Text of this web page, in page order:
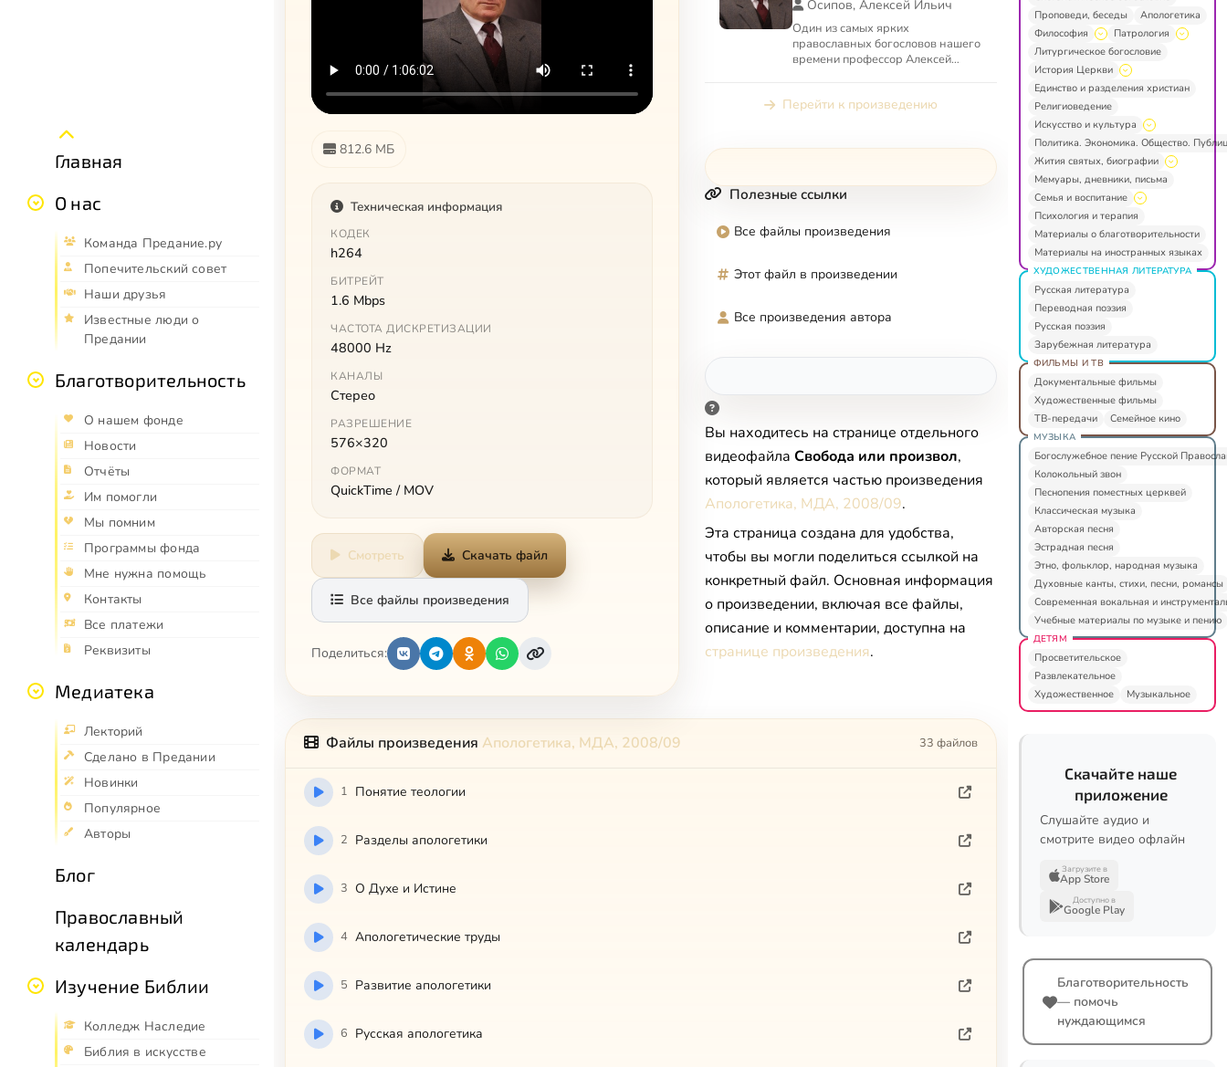
Главная
О нас
Команда Предание.ру
Попечительский совет
Наши друзья
Известные люди о
Предании
Благотворительность
О нашем фонде
Новости
Отчёты
Им помогли
Мы помним
Программы фонда
Мне нужна помощь
Контакты
Все платежи
Реквизиты
Медиатека
Лекторий
Сделано в Предании
Новинки
Популярное
Авторы
Блог
Православный
календарь
Изучение Библии
Колледж Наследие
Библия в искусстве
812.6 МБ
Техническая информация
КОДЕК
h264
БИТРЕЙТ
1.6 Mbps
ЧАСТОТА ДИСКРЕТИЗАЦИИ
48000 Hz
КАНАЛЫ
Стерео
РАЗРЕШЕНИЕ
576×320
ФОРМАТ
QuickTime / MOV
Смотреть Скачать файл
Все файлы произведения
Поделиться:
Осипов, Алексей Ильич
Один из самых ярких
православных богословов нашего
времени профессор Алексей
Московской духовной ак...
Перейти к произведению
Полезные ссылки
Все файлы произведения
Этот файл в произведении
Все произведения автора
Вы находитесь на странице отдельного
видеофайла Свобода или произвол,
который является частью произведения
Апологетика, МДА, 2008/09.
Эта страница создана для удобства,
чтобы вы могли поделиться ссылкой на
конкретный файл. Основная информация
о произведении, включая все файлы,
описание и комментарии, доступна на
странице произведения.
Файлы произведения Апологетика, МДА, 2008/09 33 файлов
1 Понятие теологии
2 Разделы апологетики
3 О Духе и Истине
4 Апологетические труды
5 Развитие апологетики
6 Русская апологетика
Проповеди, беседы
Апологетика
Философия
Патрология
Литургическое богословие
История Церкви
Единство и разделения христиан
Религиоведение
Искусство и культура
Политика. Экономика. Общество.
Жития святых, биографии
Мемуары, дневники, письма
Семья и воспитание
Психология и терапия
Материалы о благотворительности
Материалы на иностранных языках
ХУДОЖЕСТВЕННАЯ ЛИТЕРАТУРА
Русская литература
Переводная поэзия
Русская поэзия
Зарубежная литература
ФИЛЬМЫ И ТВ
Документальные фильмы
Художественные фильмы
ТВ-передачи
Семейное кино
МУЗЫКА
Богослужебное пение Русской
Колокольный звон
Песнопения поместных церквей
Классическая музыка
Авторская песня
Эстрадная песня
Этно, фольклор, народная музыка
Духовные канты, стихи, песни, романсы
Современная вокальная и
Учебные материалы по музыке и пению
ДЕТЯМ
Просветительское
Развлекательное
Художественное
Музыкальное
Скачайте наше
приложение
Слушайте аудио и
смотрите видео офлайн
Загрузите в
App Store
Доступно в
Google Play
Благотворительность
— помочь
нуждающимся